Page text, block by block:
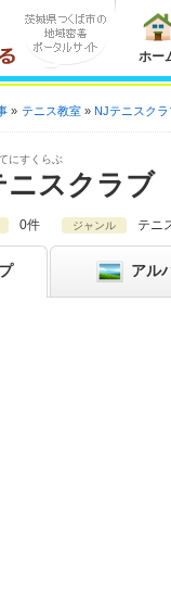
ホー
テニス教室 NJテニスクラ
にすくらぶ
ニスクラブ
0件 ジャンル テニ
アル